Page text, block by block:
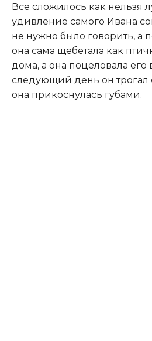
​Все сложилось как нельзя
удивление самого Ивана
не нужно было говорить, а
она сама щебетала как
дома, а она поцеловала его
следующий день он трогал
она прикоснулась губами.​